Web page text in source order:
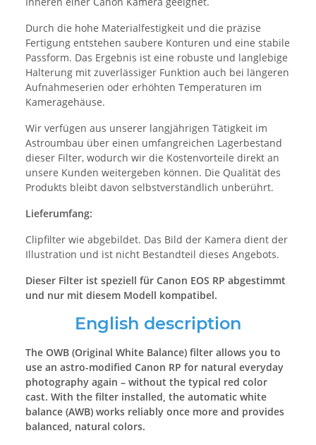
Durch die hohe Materialfestigkeit und die präzise
Fertigung entstehen saubere Konturen und eine stabile
Passform. Das Ergebnis ist eine robuste und langlebige
Halterung mit zuverlässiger Funktion auch bei längeren
Aufnahmeserien oder erhöhten Temperaturen im
Kameragehäuse.
Wir verfügen aus unserer langjährigen Tätigkeit im
Astroumbau über einen umfangreichen Lagerbestand
dieser Filter, wodurch wir die Kostenvorteile direkt an
unsere Kunden weitergeben können. Die Qualität des
Produkts bleibt davon selbstverständlich unberührt.
Lieferumfang:
Clipfilter wie abgebildet. Das Bild der Kamera dient der
Illustration und ist nicht Bestandteil dieses Angebots.
Dieser Filter ist speziell für Canon EOS RP abgestimmt
und nur mit diesem Modell kompatibel.
English description
The OWB (Original White Balance) filter allows you to
use an astro-modified Canon RP for natural everyday
photography again – without the typical red color
cast. With the filter installed, the automatic white
balance (AWB) works reliably once more and provides
balanced, natural colors.